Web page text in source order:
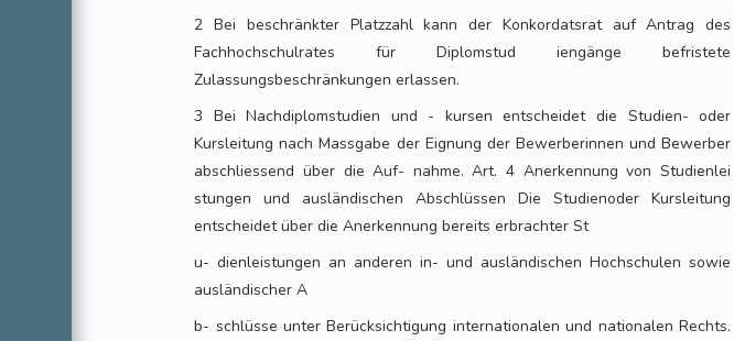
2 Bei beschränkter Platzzahl kann der Konkordatsrat auf Antrag des
Fachhochschulrates für Diplomstud iengänge befristete
Zulassungsbeschränkungen erlassen.
3 Bei Nachdiplomstudien und - kursen entscheidet die Studien- oder
Kursleitung nach Massgabe der Eignung der Bewerberinnen und Bewerber
abschliessend über die Auf- nahme. Art. 4 Anerkennung von Studienlei
stungen und ausländischen Abschlüssen Die Studienoder Kursleitung
entscheidet über die Anerkennung bereits erbrachter St
u- dienleistungen an anderen in- und ausländischen Hochschulen sowie
ausländischer A
b- schlüsse unter Berücksichtigung internationalen und nationalen Rechts.